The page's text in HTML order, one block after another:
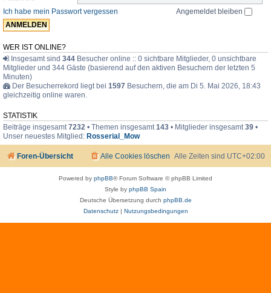
i
Ich habe mein Passwort vergessen
Angemeldet bleiben
WER IST ONLINE?
Insgesamt sind 344 Besucher online :: 0 sichtbare Mitglieder, 0 unsichtbare
Mitglieder und 344 Gäste (basierend auf den aktiven Besuchern der letzten 5
Minuten)
Der Besucherrekord liegt bei 1597 Besuchern, die am Di 5. Mai 2026, 18:43
gleichzeitig online waren.
STATISTIK
Beiträge insgesamt7232 • Themen insgesamt143 • Mitglieder insgesamt39 •
Unser neuestes Mitglied: Rosserial_Mow
Foren-Übersicht Alle Zeiten sind UTC+02:00
Alle Cookies löschen
Powered by phpBB® Forum Software © phpBB Limited
Style by phpBB Spain
Deutsche Übersetzung durch phpBB.de
Datenschutz| Nutzungsbedingungen